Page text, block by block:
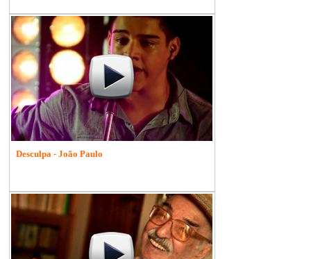
Desculpa - João Paulo